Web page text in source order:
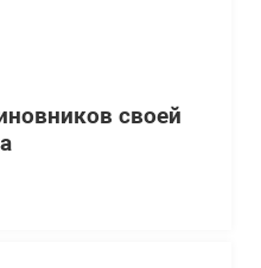
своей